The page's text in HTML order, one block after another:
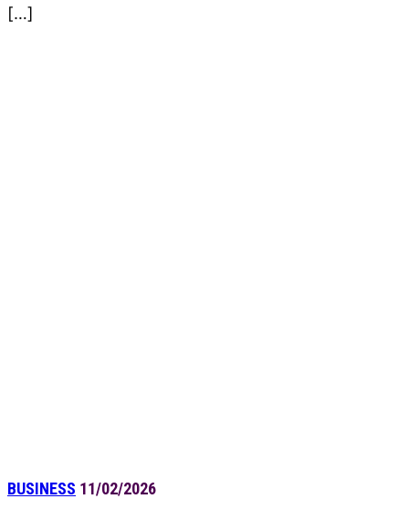
[…]
BUSINESS 11/02/2026